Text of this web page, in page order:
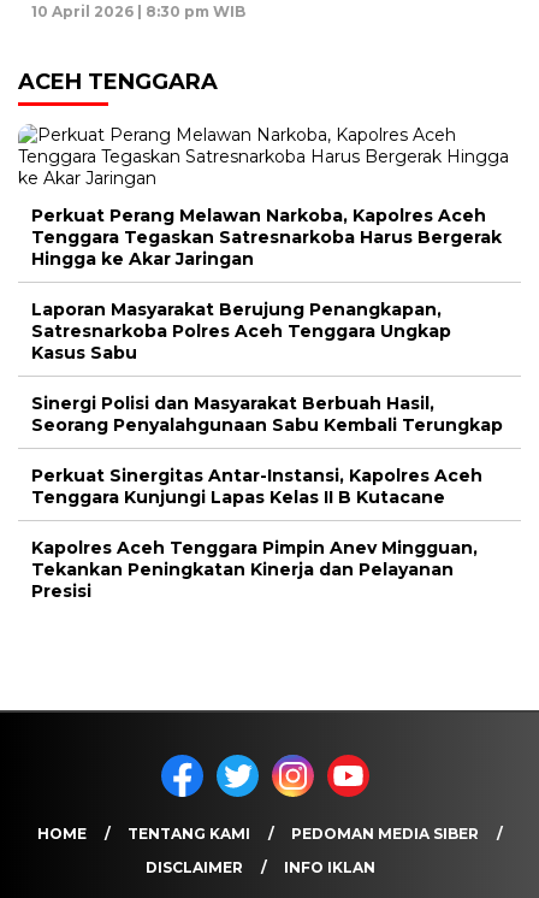
10 April 2026 | 8:30 pm WIB
ACEH TENGGARA
Perkuat Perang Melawan Narkoba, Kapolres Aceh
Tenggara Tegaskan Satresnarkoba Harus Bergerak
Hingga ke Akar Jaringan
Laporan Masyarakat Berujung Penangkapan,
Satresnarkoba Polres Aceh Tenggara Ungkap
Kasus Sabu
Sinergi Polisi dan Masyarakat Berbuah Hasil,
Seorang Penyalahgunaan Sabu Kembali Terungkap
Perkuat Sinergitas Antar-Instansi, Kapolres Aceh
Tenggara Kunjungi Lapas Kelas II B Kutacane
Kapolres Aceh Tenggara Pimpin Anev Mingguan,
Tekankan Peningkatan Kinerja dan Pelayanan
Presisi
HOME TENTANG KAMI
PEDOMAN MEDIA SIBER
DISCLAIMER
INFO IKLAN